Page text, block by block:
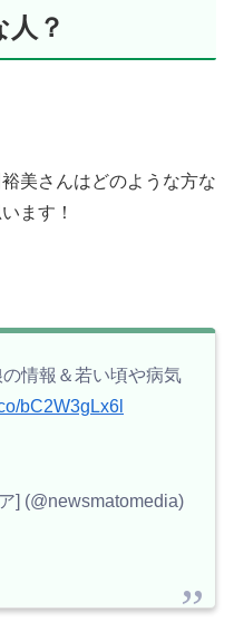
？
美さんはどのような方な
ます！
情報＆若い頃や病気
bC2W3gLx6l
] (@newsmatomedia)